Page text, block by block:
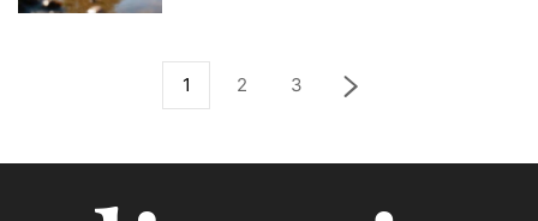
1 2 3